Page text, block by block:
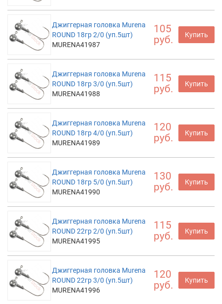
Джиггерная головка Murena
ROUND 18гр 2/0 (уп.5шт)
MURENA41987
105
руб.
Купить
Джиггерная головка Murena
ROUND 18гр 3/0 (уп.5шт)
MURENA41988
115
руб.
Купить
Джиггерная головка Murena
ROUND 18гр 4/0 (уп.5шт)
MURENA41989
120
руб.
Купить
Джиггерная головка Murena
ROUND 18гр 5/0 (уп.5шт)
MURENA41990
130
руб.
Купить
Джиггерная головка Murena
ROUND 22гр 2/0 (уп.5шт)
MURENA41995
115
руб.
Купить
Джиггерная головка Murena
ROUND 22гр 3/0 (уп.5шт)
MURENA41996
120
руб.
Купить